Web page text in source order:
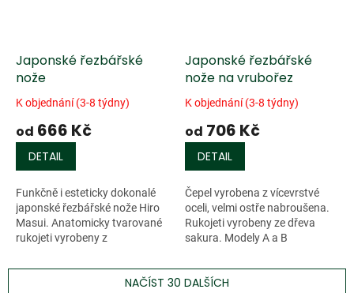
Japonské řezbářské
nože
K objednání (3-8 týdny)
od 666 Kč
DETAIL
Funkčně i esteticky dokonalé
japonské řezbářské nože Hiro
Masui. Anatomicky tvarované
rukojeti vyrobeny z
Japonské řezbářské
nože na vrubořez
K objednání (3-8 týdny)
od 706 Kč
DETAIL
Čepel vyrobena z vícevrstvé
oceli, velmi ostře nabroušena.
Rukojeti vyrobeny ze dřeva
sakura. Modely A a B
C a D...
NAČÍST 30 DALŠÍCH